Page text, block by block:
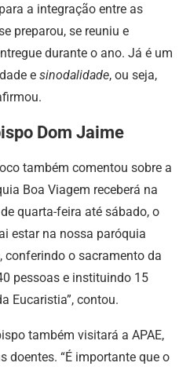
a integração entre as
preparou, se reuniu e
durante o ano. Já é um
e sinodalidade, ou seja,
Dom Jaime
também comentou sobre a
Boa Viagem receberá na
quarta-feira até sábado, o
estar na nossa paróquia
o sacramento da
pessoas e instituindo 15
Eucaristia”, contou.
também visitará a APAE,
doentes. “É importante que o